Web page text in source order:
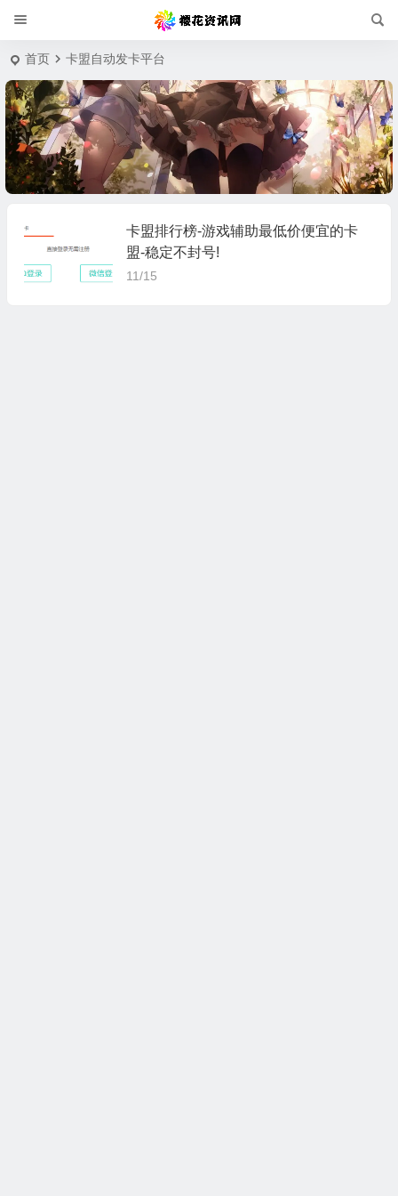
首页 卡盟自动发卡平台
卡盟排行榜-游戏辅助最低价便宜的卡
盟-稳定不封号!
11/15